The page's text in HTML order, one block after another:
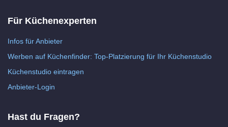
Für Küchenexperten
Infos für Anbieter
Werben auf Küchenfinder: Top-Platzierung für Ihr Küchenstudio
Küchenstudio eintragen
Anbieter-Login
Hast du Fragen?